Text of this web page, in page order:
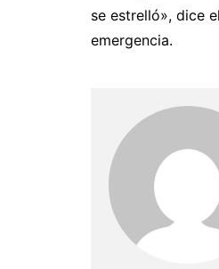
se estrelló», dice
emergencia.